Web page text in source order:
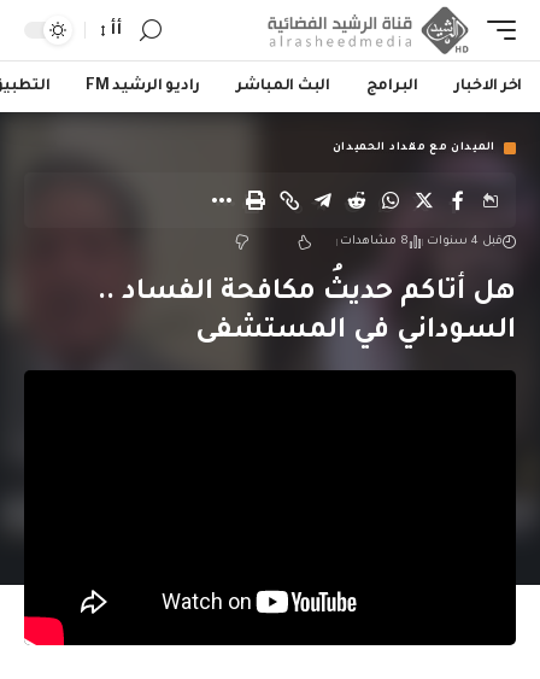
أأ
اخر الاخبار البرامج البث المباشر راديو الرشيد FM
الميدان مع مقداد الحميدان
قبل 4 سنوات 8 مشاهدات
هل أتاكم حديثُ مكافحة الفساد ..
السوداني في المستشفى